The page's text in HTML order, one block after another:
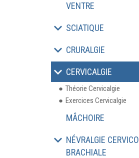
VENTRE
SCIATIQUE
CRURALGIE
CERVICALGIE
Théorie Cervicalgie
Exercices Cervicalgie
MÂCHOIRE
NÉVRALGIE CERVICO
BRACHIALE